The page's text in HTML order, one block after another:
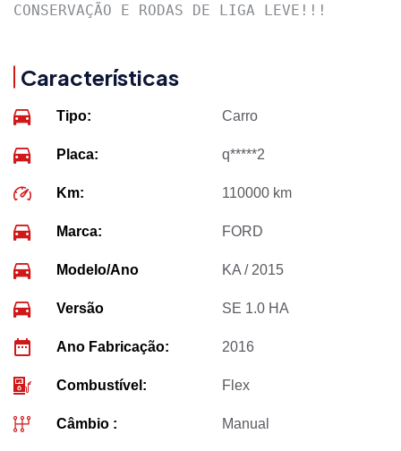
CONSERVAÇÃO E RODAS DE LIGA LEVE!!!
Características
Tipo: Carro
Placa: q*****2
Km: 110000 km
Marca: FORD
Modelo/Ano KA / 2015
Versão SE 1.0 HA
Ano Fabricação: 2016
Combustível: Flex
Câmbio : Manual